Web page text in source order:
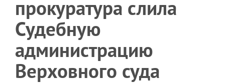
прокуратура слила
Судебную
администрацию
Верховного суда